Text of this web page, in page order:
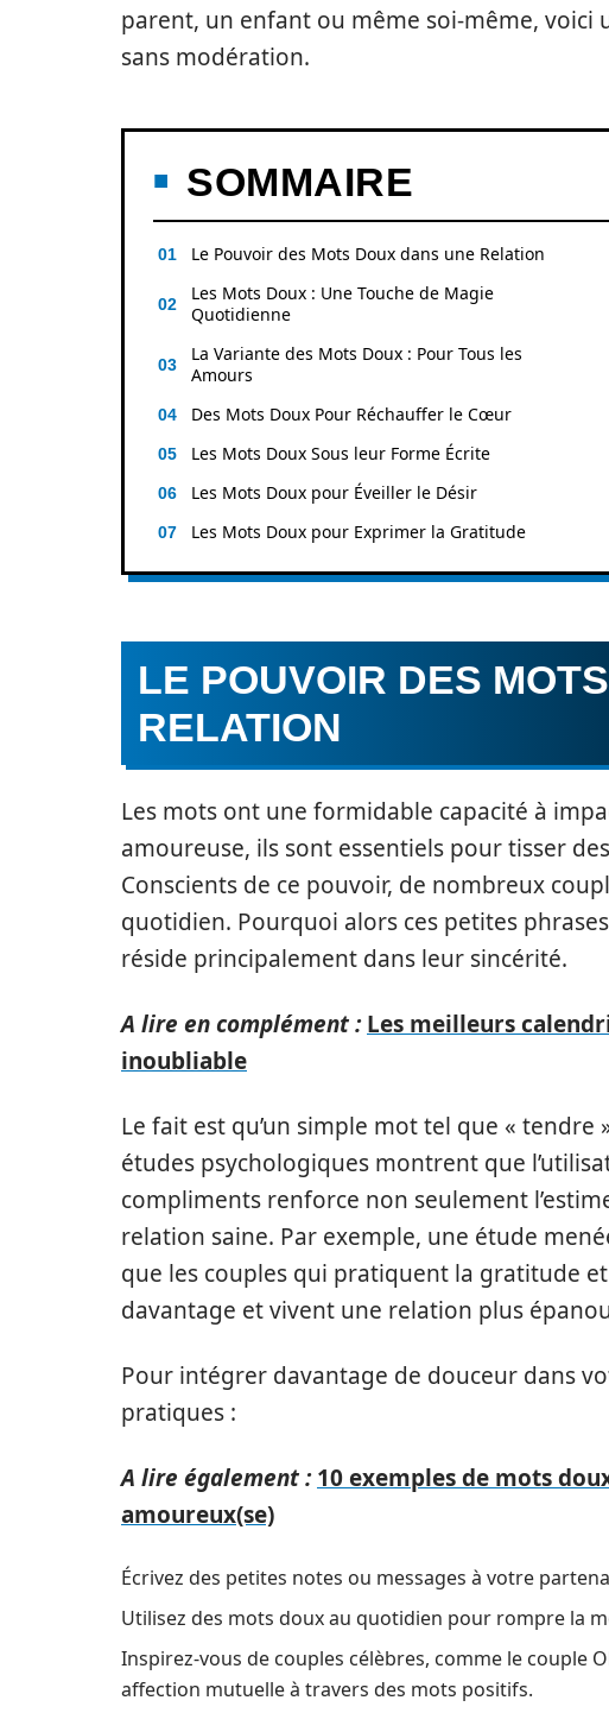
parent, un enfant ou même soi-même, voici
sans modération.
SOMMAIRE
Le Pouvoir des Mots Doux dans une Relation
Les Mots Doux : Une Touche de Magie
Quotidienne
La Variante des Mots Doux : Pour Tous les
Amours
Des Mots Doux Pour Réchauffer le Cœur
Les Mots Doux Sous leur Forme Écrite
Les Mots Doux pour Éveiller le Désir
Les Mots Doux pour Exprimer la Gratitude
LE POUVOIR DES
RELATION
Les mots ont une formidable capacité à
amoureuse, ils sont essentiels pour tisser
Conscients de ce pouvoir, de nombreux
quotidien. Pourquoi alors ces petites
réside principalement dans leur sincérité.
A lire en complément : Les meilleurs
inoubliable
Le fait est qu’un simple mot tel que «
études psychologiques montrent que
compliments renforce non seulement
relation saine. Par exemple, une étude
que les couples qui pratiquent la gratitude et
davantage et vivent une relation plus
Pour intégrer davantage de douceur dans
pratiques :
A lire également : 10 exemples de mots
amoureux(se)
Écrivez des petites notes ou messages à votre
Utilisez des mots doux au quotidien pour rompre la
Inspirez-vous de couples célèbres, comme le couple
affection mutuelle à travers des mots positifs.